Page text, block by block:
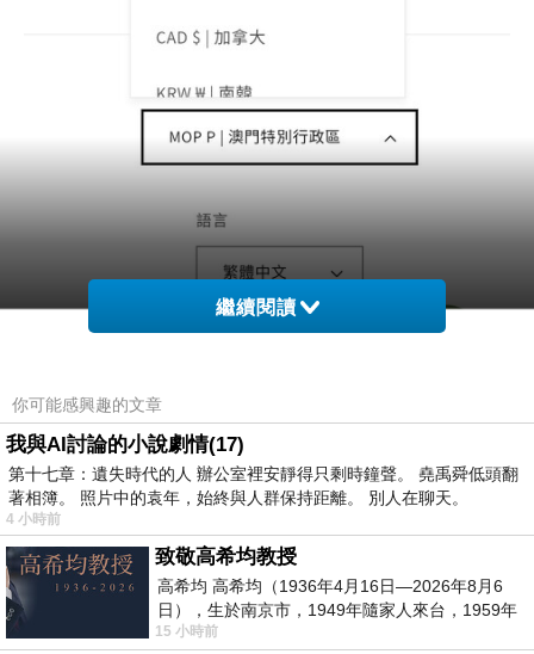
繼續閱讀
你可能感興趣的文章
我與AI討論的小說劇情(17)
第十七章：遺失時代的人 辦公室裡安靜得只剩時鐘聲。 堯禹舜低頭翻
著相簿。 照片中的袁年，始終與人群保持距離。 別人在聊天。
4 小時前
致敬高希均教授
高希均 高希均（1936年4月16日—2026年8月6
日），生於南京市，1949年隨家人來台，1959年
赴美深造並取得經濟發展博士學位。曾任
15 小時前